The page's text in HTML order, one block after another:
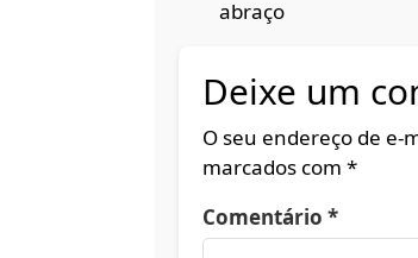
abraço
Deixe um
O seu endereço de e-
marcados com *
Comentário *